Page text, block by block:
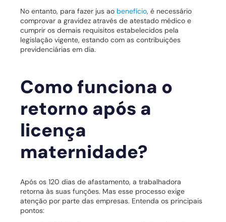
No entanto, para fazer jus ao benefício, é necessário
comprovar a gravidez através de atestado médico e
cumprir os demais requisitos estabelecidos pela
legislação vigente, estando com as contribuições
previdenciárias em dia.
Como funciona o
retorno após a
licença
maternidade?
Após os 120 dias de afastamento, a trabalhadora
retorna às suas funções. Mas esse processo exige
atenção por parte das empresas. Entenda os principais
pontos: